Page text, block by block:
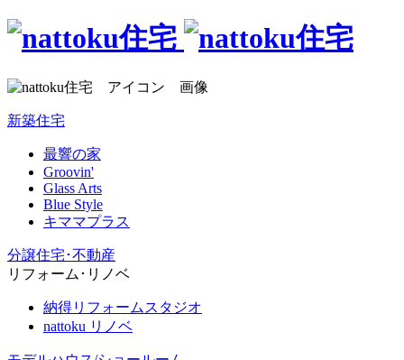
新築住宅
最響の家
Groovin'
Glass Arts
Blue Style
キママプラス
分譲住宅･不動産
リフォーム･リノベ
納得リフォームスタジオ
nattoku リノベ